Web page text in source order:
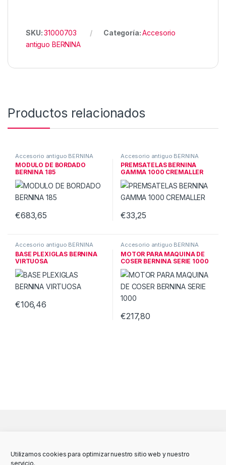
Utilizamos cookies para optimizar nuestro sitio web y nuestro
servicio.
SKU:31000703 Categoría:Accesorio
antiguo BERNINA
Productos relacionados
Accesorio antiguo BERNINA
MODULO DE BORDADO
BERNINA 185
€683,65
Accesorio antiguo BERNINA
PREMSATELAS BERNINA
GAMMA 1000 CREMALLER
€33,25
Accesorio antiguo BERNINA
BASE PLEXIGLAS BERNINA
VIRTUOSA
€106,46
Accesorio antiguo BERNINA
MOTOR PARA MAQUINA DE
COSER BERNINA SERIE 1000
€217,80